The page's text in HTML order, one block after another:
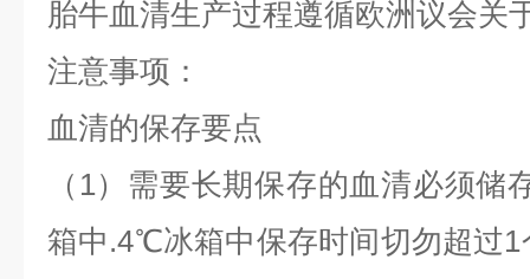
胎牛血清生产过程遵循欧洲议会关
注意事项 ：
血清的保存要点
（1）需要长期保存的血清必须
箱中.4℃冰箱中保存时间切勿超过